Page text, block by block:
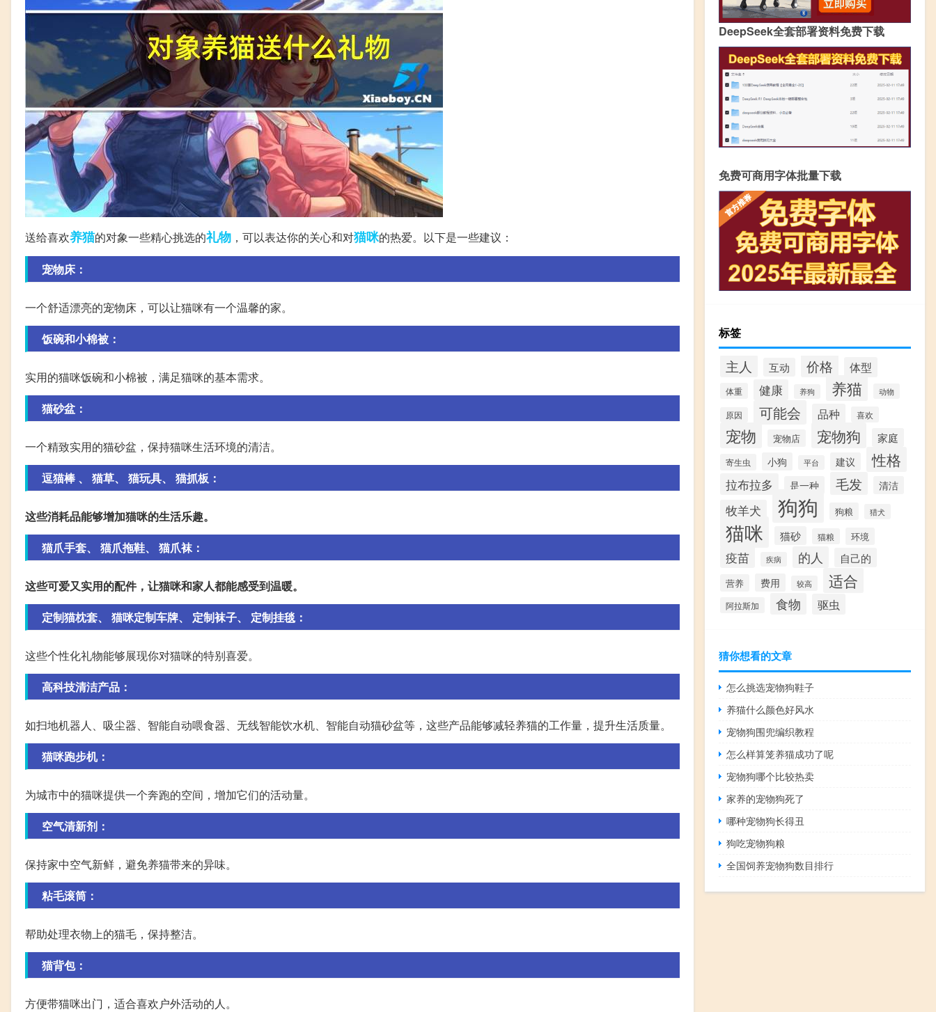
送给喜欢养猫的对象一些精心挑选的礼物 ，可以表达你的关心和对猫咪的热爱。以下是一些建议：
宠物床：
一个舒适漂亮的宠物床，可以让猫咪有一个温馨的家。
饭碗和小棉被：
实用的猫咪饭碗和小棉被，满足猫咪的基本需求。
猫砂盆：
一个精致实用的猫砂盆，保持猫咪生活环境的清洁。
逗猫棒 、 猫草、 猫玩具、 猫抓板：
这些消耗品能够增加猫咪的生活乐趣。
猫爪手套、 猫爪拖鞋、 猫爪袜：
这些可爱又实用的配件，让猫咪和家人都能感受到温暖。
定制猫枕套、 猫咪定制车牌、 定制袜子、 定制挂毯：
这些个性化礼物能够展现你对猫咪的特别喜爱。
高科技清洁产品：
如扫地机器人、吸尘器、智能自动喂食器、无线智能饮水机、智能自动猫砂盆等，这些产品能够减轻养猫的工作量，提升生活质量。
猫咪跑步机：
为城市中的猫咪提供一个奔跑的空间，增加它们的活动量。
空气清新剂：
保持家中空气新鲜，避免养猫带来的异味。
粘毛滚筒：
帮助处理衣物上的猫毛，保持整洁。
猫背包：
方便带猫咪出门，适合喜欢户外活动的人。
DeepSeek全套部署资料免费下载
免费可商用字体批量下载
标签
主人 互动 价格 体型
体重 健康 养狗 养猫 动物
原因 可能会 品种 喜欢
宠物 宠物店 宠物狗 家庭
寄生虫 小狗 平台 建议 性格
拉布拉多 是一种 毛发 清洁
牧羊犬 狗狗 狗粮 猎犬
猫咪 猫砂 猫粮 环境
疫苗 疾病 的人 自己的
营养 费用 较高 适合
阿拉斯加 食物 驱虫
猜你想看的文章
怎么挑选宠物狗鞋子
养猫什么颜色好风水
宠物狗围兜编织教程
怎么样算笼养猫成功了呢
宠物狗哪个比较热卖
家养的宠物狗死了
哪种宠物狗长得丑
狗吃宠物狗粮
全国饲养宠物狗数目排行